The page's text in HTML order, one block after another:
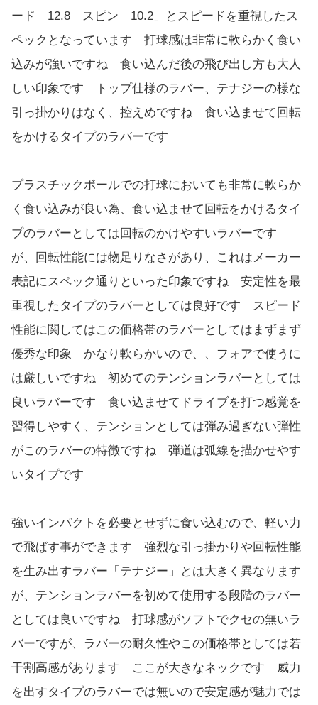
ード 12.8 スピン 10.2」とスピードを重視したス
ペックとなっています 打球感は非常に軟らかく食い
込みが強いですね 食い込んだ後の飛び出し方も大人
しい印象です トップ仕様のラバー、テナジーの様な
引っ掛かりはなく、控えめですね 食い込ませて回転
をかけるタイプのラバーです
プラスチックボールでの打球においても非常に軟らか
く食い込みが良い為、食い込ませて回転をかけるタイ
プのラバーとしては回転のかけやすいラバーです
が、回転性能には物足りなさがあり、これはメーカー
表記にスペック通りといった印象ですね 安定性を最
重視したタイプのラバーとしては良好です スピード
性能に関してはこの価格帯のラバーとしてはまずまず
優秀な印象 かなり軟らかいので、、フォアで使うに
は厳しいですね 初めてのテンションラバーとしては
良いラバーです 食い込ませてドライブを打つ感覚を
習得しやすく、テンションとしては弾み過ぎない弾性
がこのラバーの特徴ですね 弾道は弧線を描かせやす
いタイプです
強いインパクトを必要とせずに食い込むので、軽い力
で飛ばす事ができます 強烈な引っ掛かりや回転性能
を生み出すラバー「テナジー」とは大きく異なります
が、テンションラバーを初めて使用する段階のラバー
としては良いですね 打球感がソフトでクセの無いラ
バーですが、ラバーの耐久性やこの価格帯としては若
干割高感があります ここが大きなネックです 威力
を出すタイプのラバーでは無いので安定感が魅力では